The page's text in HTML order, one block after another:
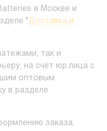
в Москве и
"Доставка и
так и
на счет юр.лица с
оптовым
в разделе
заказа,